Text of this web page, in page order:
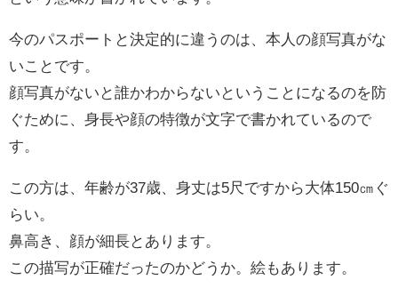
今のパスポートと決定的に違うのは、本人の顔写真がな
いことです。
顔写真がないと誰かわからないということになるのを防
ぐために、身長や顔の特徴が文字で書かれているので
す。
この方は、年齢が37歳、身丈は5尺ですから大体150㎝ぐ
らい。
鼻高き、顔が細長とあります。
この描写が正確だったのかどうか。絵もあります。